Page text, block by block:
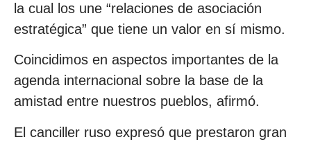
la cual los une “relaciones de asociación
estratégica” que tiene un valor en sí mismo.
Coincidimos en aspectos importantes de la
agenda internacional sobre la base de la
amistad entre nuestros pueblos, afirmó.
El canciller ruso expresó que prestaron gran